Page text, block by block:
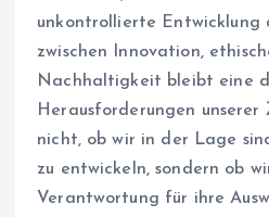
unkontrollierte Entwicklung
zwischen Innovation,
Nachhaltigkeit bleibt eine
Herausforderungen
nicht, ob wir in der Lage
zu entwickeln, sondern ob
Verantwortung für ihre